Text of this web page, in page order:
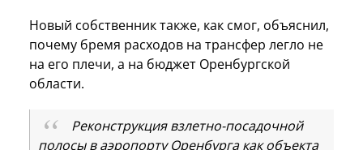
Новый собственник также, как смог, объяснил,
почему бремя расходов на трансфер легло не
на его плечи, а на бюджет Оренбургской
области.
Реконструкция взлетно-посадочной
полосы в аэропорту Оренбурга как объекта